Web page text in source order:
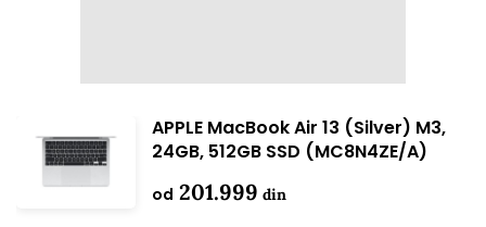
APPLE MacBook Air 13 (Silver) M3,
24GB, 512GB SSD (MC8N4ZE/A)
od 201.999 din